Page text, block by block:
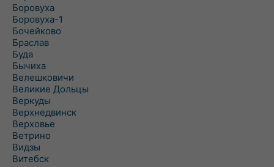
Боровуха
Боровуха-1
Бочейково
Браслав
Буда
Бычиха
Велешковичи
Великие Дольцы
Веркуды
Верхнедвинск
Верховье
Ветрино
Видзы
Витебск